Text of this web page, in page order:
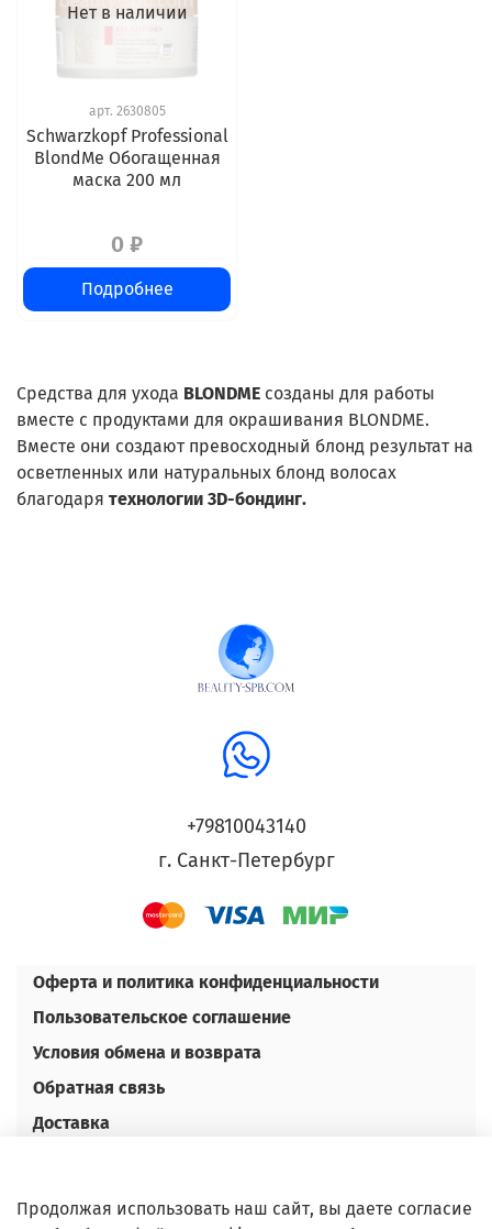
Нет в наличии
арт. 2630805
Schwarzkopf Professional
BlondMe Обогащенная
маска 200 мл
0 ₽
Подробнее
Средства для ухода BLONDME созданы для работы
вместе с продуктами для окрашивания BLONDME.
Вместе они создают превосходный блонд результат на
осветленных или натуральных блонд волосах
благодаря технологии 3D-бондинг.
+79810043140
г. Санкт-Петербург
Оферта и политика конфиденциальности
Пользовательское соглашение
Условия обмена и возврата
Обратная связь
Доставка
Продолжая использовать наш сайт, вы даете согласие